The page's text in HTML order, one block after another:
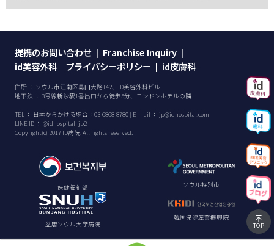
提携のお問い合わせ | Franchise Inquiry |
id美容外科 プライバシーポリシー | id皮膚科
住所 ： ソウル市江南区島山大路142、ID美容外科ビル
地下鉄 ： 3号線新沙駅1番出口から徒歩5分、ヨンドンホテルの隣
TEL ： 日本からかける場合： 03-6868-8780 | E-mail ： jp@idhospital.com
LINE ID ： @idhospital_jp2
Copyright(c) 2017 ID病院. All rights reserved.
保健福祉部 ソウル特別市
盆唐ソウル大学病院
韓国保健産業振興院
TOP